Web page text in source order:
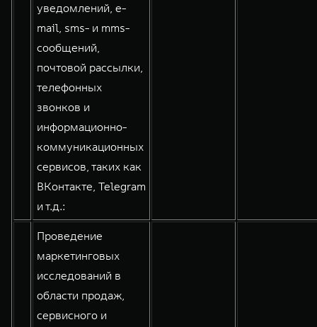
уведомлений, e-
mail, sms- и mms-
сообщений,
почтовой рассылки,
телефонных
звонков и
информационно-
коммуникационных
сервисов, таких как
ВКонтакте, Telegram
и т.д.:
Проведение
маркетинговых
исследований в
области продаж,
сервисного и